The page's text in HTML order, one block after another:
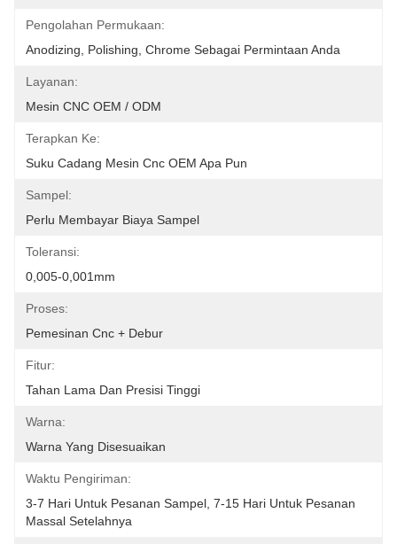
Pengolahan Permukaan:
Anodizing, Polishing, Chrome Sebagai Permintaan Anda
Layanan:
Mesin CNC OEM / ODM
Terapkan Ke:
Suku Cadang Mesin Cnc OEM Apa Pun
Sampel:
Perlu Membayar Biaya Sampel
Toleransi:
0,005-0,001mm
Proses:
Pemesinan Cnc + Debur
Fitur:
Tahan Lama Dan Presisi Tinggi
Warna:
Warna Yang Disesuaikan
Waktu Pengiriman:
3-7 Hari Untuk Pesanan Sampel, 7-15 Hari Untuk Pesanan
Massal Setelahnya